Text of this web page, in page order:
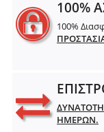
100%
100%
ΗΜΕΡΩΝ.